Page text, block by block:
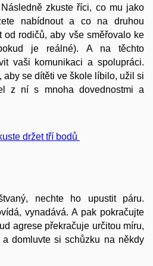
zkuste říci, co mu jako
nabídnout a co na druhou
od rodičů, aby vše směřovalo ke
je reálné). A na těchto
vaši komunikaci a spolupráci.
aby se dítěti ve škole líbilo, užil si
z ní s mnoha dovednostmi a
držet tří bodů
nechte ho upustit páru.
vynadává. A pak pokračujte
agrese překračuje určitou míru,
domluvte si schůzku na někdy